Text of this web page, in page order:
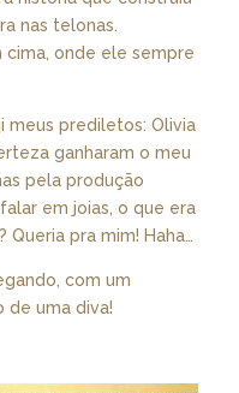
nas telonas.
cima, onde ele sempre
meus prediletos: Olivia
ganharam o meu
pela produção
em joias, o que era
pra mim! Haha…
com um
de uma diva!